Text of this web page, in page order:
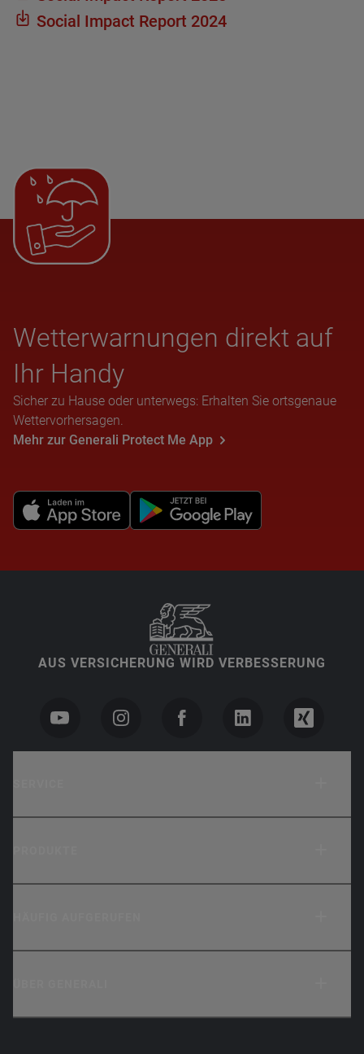
Social Impact Report 2024
Wet­ter­war­nun­gen direkt auf
Ihr Handy
Sicher zu Hause oder unterwegs: Erhalten Sie ortsgenaue
Wettervorhersagen.
Mehr zur Generali Protect Me App
AUS VERSICHERUNG WIRD VERBESSERUNG